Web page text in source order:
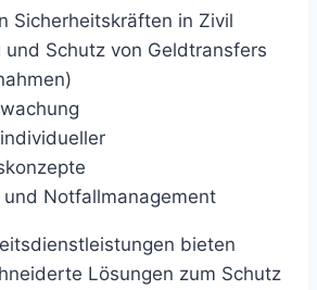
Sicherheitskräften in Zivil
und Schutz von Geldtransfers
und Notfallmanagement
bieten
Lösungen zum Schutz